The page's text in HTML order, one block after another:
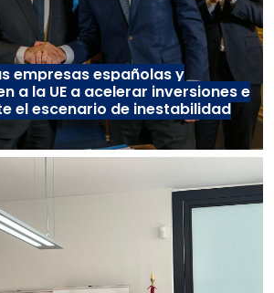
empresas españolas y
a la UE a acelerar inversiones e
el escenario de inestabilidad